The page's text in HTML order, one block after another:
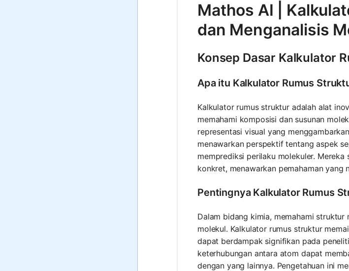
Mathos AI |
dan Menganalisis
Konsep Dasar Kalkulator
Apa itu Kalkulator Rumus
Kalkulator rumus struktur adalah alat
memahami komposisi dan susunan
representasi visual yang
menawarkan perspektif tentang aspek
memprediksi perilaku molekuler.
konkret, menawarkan pemahaman
Pentingnya Kalkulator Rumus
Dalam bidang kimia, memahami
molekul. Kalkulator rumus struktur
dapat berdampak signifikan pada
keterhubungan antara atom dapat
dengan yang lainnya. Pengetahuan ini